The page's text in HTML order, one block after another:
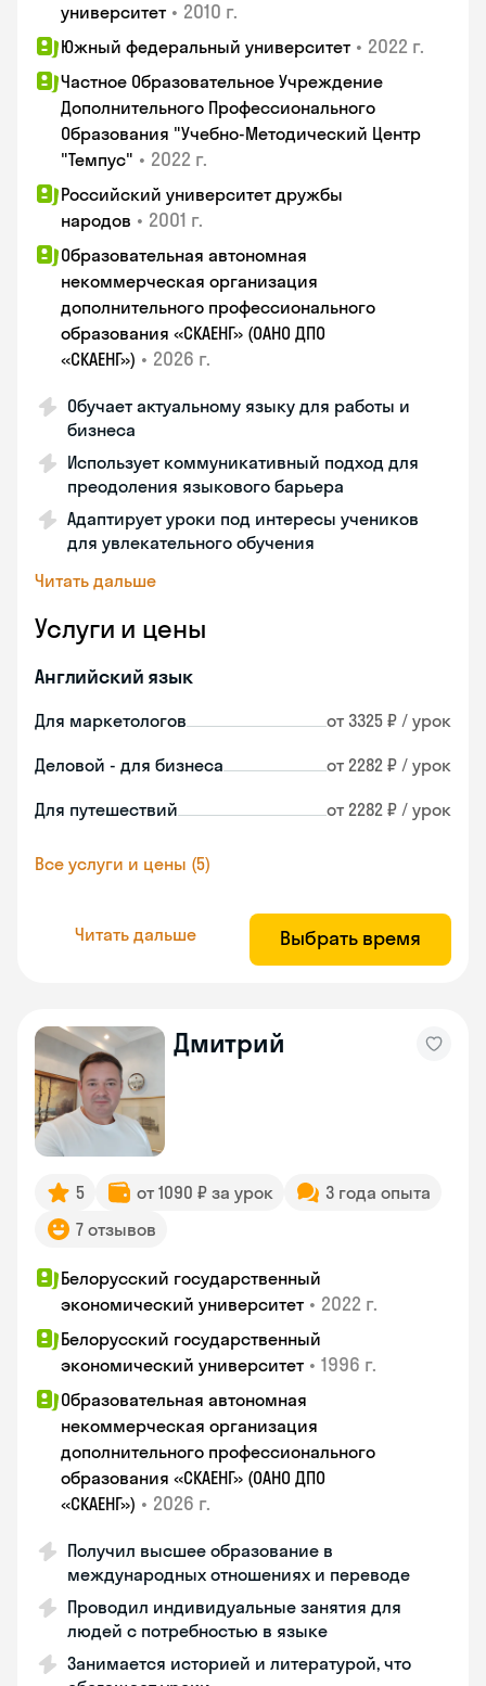
университет • 2010 г.
Южный федеральный университет • 2022 г.
Частное Образовательное Учреждение
Дополнительного Профессионального
Образования "Учебно-Методический Центр
"Темпус" • 2022 г.
Российский университет дружбы
народов • 2001 г.
Образовательная автономная
некоммерческая организация
дополнительного профессионального
образования «СКАЕНГ» (ОАНО ДПО
«СКАЕНГ») • 2026 г.
Обучает актуальному языку для работы и
бизнеса
Использует коммуникативный подход для
преодоления языкового барьера
Адаптирует уроки под интересы учеников
для увлекательного обучения
Читать дальше
Услуги и цены
Английский язык
Для маркетологов от 3325 ₽ / урок
Деловой - для бизнеса от 2282 ₽ / урок
Для путешествий от 2282 ₽ / урок
Все услуги и цены (5)
Читать дальше Выбрать время
Дмитрий
5 от 1090 ₽ за урок
3 года опыта
7 отзывов
Белорусский государственный
экономический университет • 2022 г.
Белорусский государственный
экономический университет • 1996 г.
Образовательная автономная
некоммерческая организация
дополнительного профессионального
образования «СКАЕНГ» (ОАНО ДПО
«СКАЕНГ») • 2026 г.
Получил высшее образование в
международных отношениях и переводе
Проводил индивидуальные занятия для
людей с потребностью в языке
Занимается историей и литературой, что